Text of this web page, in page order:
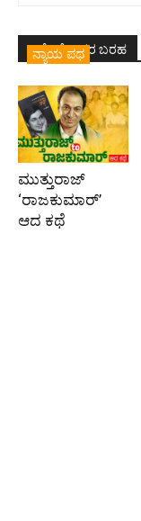
ಇದೇ ಲೇಖಕರ ಬರಹ
ನ್ಯಾಯ ಪಥ
ಮುತ್ತುರಾಜ್
‘ರಾಜಕುಮಾರ್‍’
ಆದ ಕಥೆ